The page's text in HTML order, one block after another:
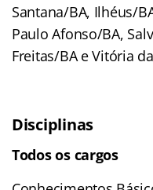
Santana/BA, Ilhéus/
Paulo Afonso/BA,
Freitas/BA e Vitória
Disciplinas
Todos os cargos